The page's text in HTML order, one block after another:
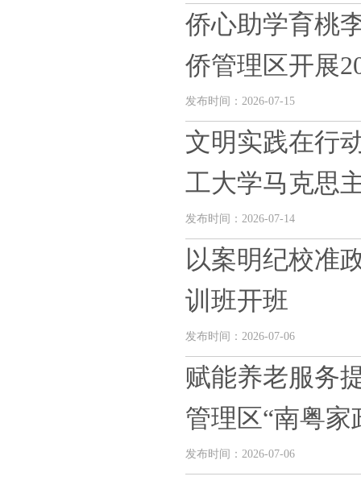
侨心助学育桃
侨管理区开展
发布时间：2026-07-15
文明实践在行
工大学马克思
发布时间：2026-07-14
以案明纪校准
训班开班
发布时间：2026-07-06
赋能养老服务
管理区“南粤家
发布时间：2026-07-06